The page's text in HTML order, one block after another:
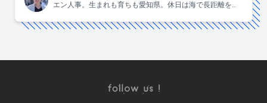
エン人事。生まれも育ちも愛知県。休日は海で長距離を泳